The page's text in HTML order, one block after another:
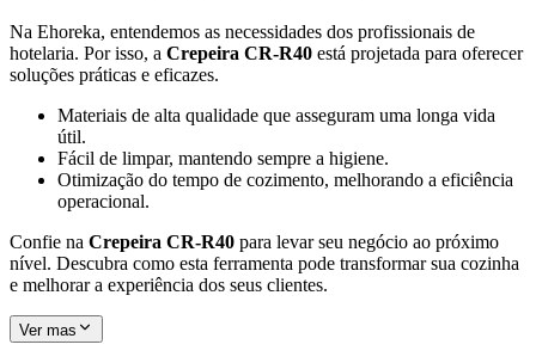
Na Ehoreka, entendemos as necessidades dos profissionais de
hotelaria. Por isso, a Crepeira CR-R40 está projetada para oferecer
soluções práticas e eficazes.
Materiais de alta qualidade que asseguram uma longa vida
útil.
Fácil de limpar, mantendo sempre a higiene.
Otimização do tempo de cozimento, melhorando a eficiência
operacional.
Confie na Crepeira CR-R40 para levar seu negócio ao próximo
nível. Descubra como esta ferramenta pode transformar sua cozinha
e melhorar a experiência dos seus clientes.
Ver mas